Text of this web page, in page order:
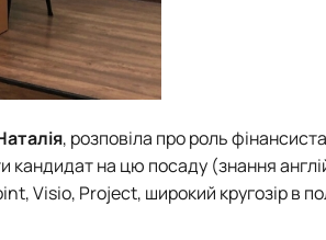
, розповіла про роль
на цю посаду (знання
Visio, Project, широкий кругозір в